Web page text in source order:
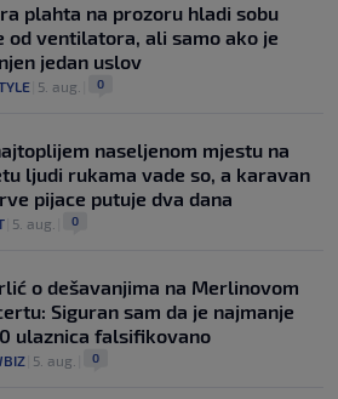
plahta na prozoru hladi sobu
od ventilatora, ali samo ako je
jedan uslov
5. aug. 0
naseljenom mjestu na
ljudi rukama vade so, a karavan
pijace putuje dva dana
5. aug. 0
o dešavanjima na Merlinovom
Siguran sam da je najmanje
ulaznica falsifikovano
5. aug. 0